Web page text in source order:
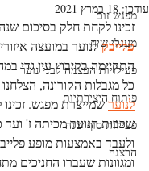
מפגש זום
מעגלי שיח
פעילויות העצמה לבני נוער
פיתוח היצירתיות
פעילות סוף שנה
הרצגה
עודכן:18 במרץ 2021
זכינו לקחת חלק בסיכום
פלייבק לנוער במועצה
התקיימה בקיבוץ עין גדי
כל מגבלות הקורונה, הצלחנו
לנוער שמייצרת מפגש.
שכבות הנוער מכיתה ז'
ולעבד באמצעות מופע
ומגוונות שעברו החניכים